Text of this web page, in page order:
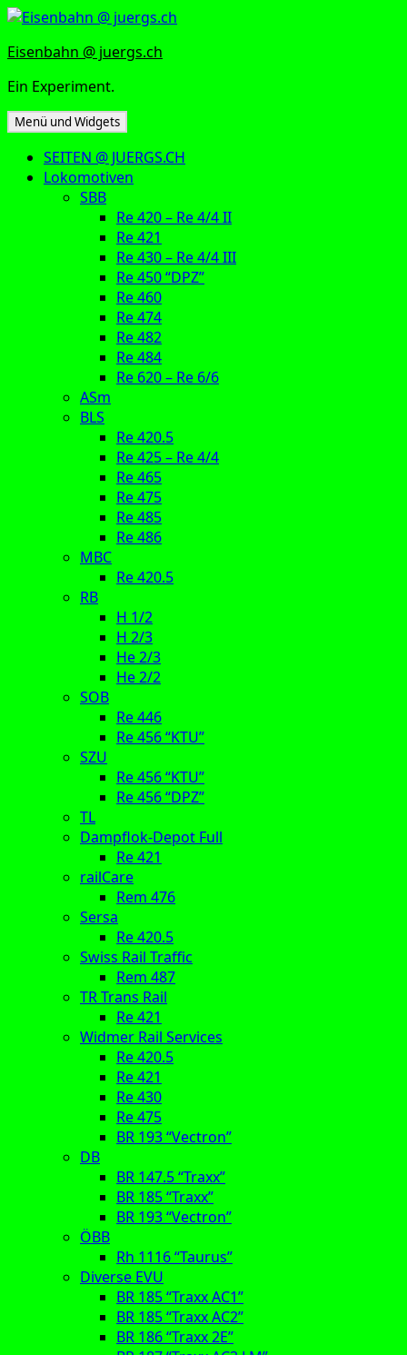
Zum
springen
Eisenbahn @ juergs.ch
Ein Experiment.
Menü und Widgets
SEITEN @ JUERGS.CH
Lokomotiven
SBB
Re 420 – Re 4/4 II
Re 421
Re 430 – Re 4/4 III
Re 450 “DPZ”
Re 460
Re 474
Re 482
Re 484
Re 620 – Re 6/6
ASm
BLS
Re 420.5
Re 425 – Re 4/4
Re 465
Re 475
Re 485
Re 486
MBC
Re 420.5
RB
H 1/2
H 2/3
He 2/3
He 2/2
SOB
Re 446
Re 456 “KTU”
SZU
Re 456 “KTU”
Re 456 “DPZ”
TL
Dampflok-Depot Full
Re 421
railCare
Rem 476
Sersa
Re 420.5
Swiss Rail Traffic
Rem 487
TR Trans Rail
Re 421
Widmer Rail Services
Re 420.5
Re 421
Re 430
Re 475
BR 193 “Vectron”
DB
BR 147.5 “Traxx”
BR 185 “Traxx”
BR 193 “Vectron”
ÖBB
Rh 1116 “Taurus”
Diverse EVU
BR 185 “Traxx AC1”
BR 185 “Traxx AC2”
BR 186 “Traxx 2E”